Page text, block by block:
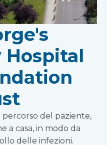
Hospital
percorso del paziente,
a casa, in modo da
delle infezioni.